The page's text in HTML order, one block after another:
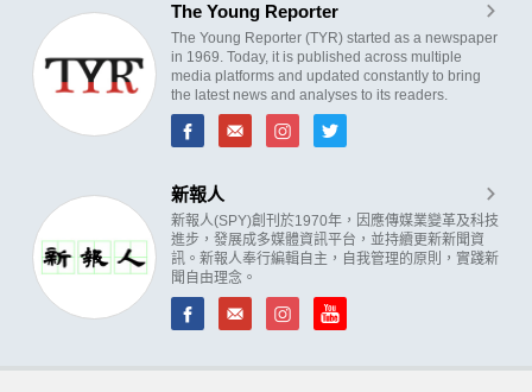
The Young Reporter
The Young Reporter (TYR) started as a newspaper
in 1969. Today, it is published across multiple
media platforms and updated constantly to bring
the latest news and analyses to its readers.
新報人
新報人(SPY)創刊於1970年，因應傳媒業變革及科技
進步，發展成多媒體資訊平台，並持續更新新聞資
訊。新報人奉行編輯自主，自我管理的原則，實踐新
聞自由理念。